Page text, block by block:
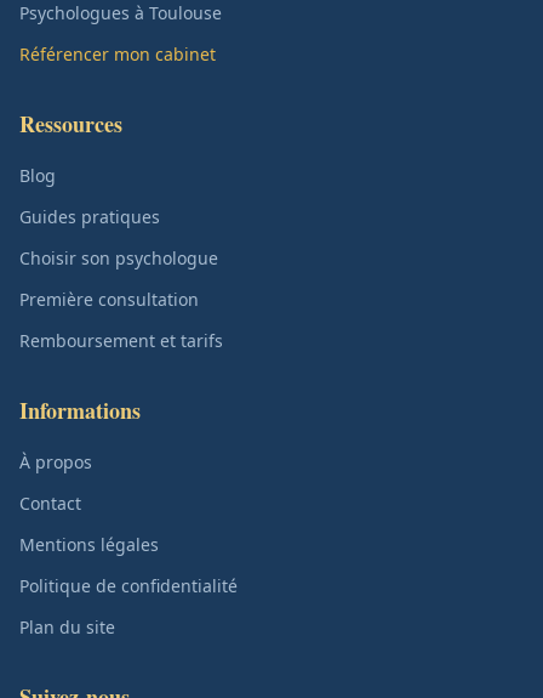
Psychologues à Toulouse
Référencer mon cabinet
Ressources
Blog
Guides pratiques
Choisir son psychologue
Première consultation
Remboursement et tarifs
Informations
À propos
Contact
Mentions légales
Politique de confidentialité
Plan du site